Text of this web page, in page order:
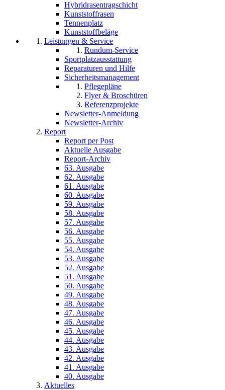
Hybridrasentragschicht
Kunststoffrasen
Tennenplatz
Kunststoffbeläge
Leistungen & Service
Rundum-Service
Sportplatzausstattung
Reparaturen und Hilfe
Sicherheitsmanagement
Pflegepläne
Flyer & Broschüren
Referenzprojekte
Newsletter-Anmeldung
Newsletter-Archiv
Report
Report per Post
Aktuelle Ausgabe
Report-Archiv
63. Ausgabe
62. Ausgabe
61. Ausgabe
60. Ausgabe
59. Ausgabe
58. Ausgabe
57. Ausgabe
56. Ausgabe
55. Ausgabe
54. Ausgabe
53. Ausgabe
52. Ausgabe
51. Ausgabe
50. Ausgabe
49. Ausgabe
48. Ausgabe
47. Ausgabe
46. Ausgabe
45. Ausgabe
44. Ausgabe
43. Ausgabe
42. Ausgabe
41. Ausgabe
40. Ausgabe
Aktuelles